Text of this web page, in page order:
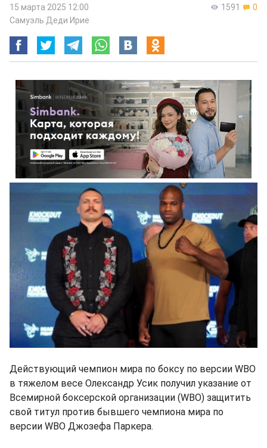
1591 0
15 марта 2025 12:00
Самуэль Деди Ирие
Действующий чемпион мира по боксу по версии WBO
в тяжелом весе Олександр Усик получил указание от
Всемирной боксерской организации (WBO) защитить
свой титул против бывшего чемпиона мира по
версии WBO Джозефа Паркера.